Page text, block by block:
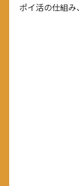
ポイ活の仕組